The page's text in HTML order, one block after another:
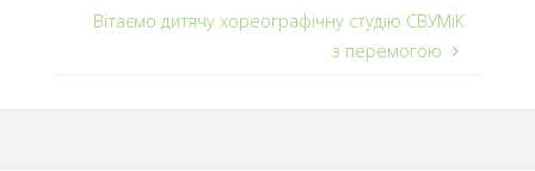
Вітаємо дитячу хореографічну студію СВУМіК
з перемогою